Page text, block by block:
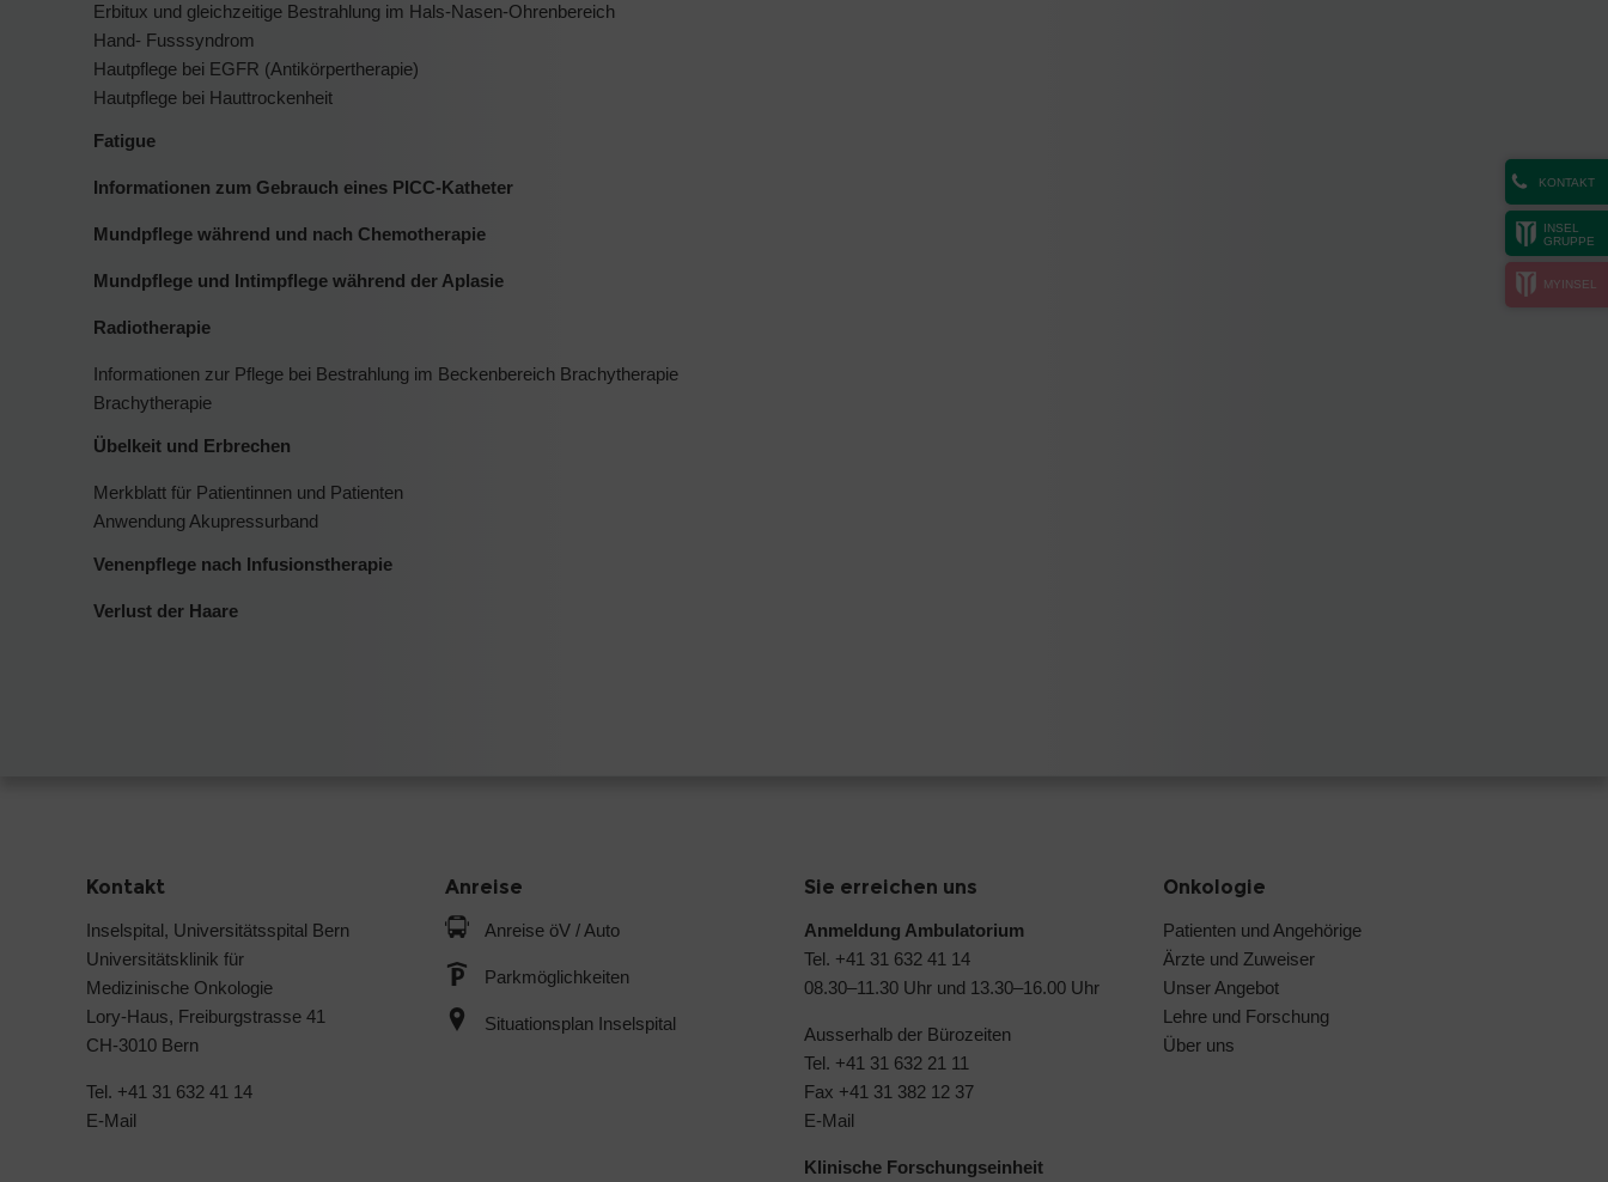
KONTAKT
INSEL
GRUPPE
MYINSEL
Erbitux und gleichzeitige Bestrahlung im Hals-Nasen-Ohrenbereich
Hand- Fusssyndrom
Hautpflege bei EGFR (Antikörpertherapie)
Hautpflege bei Hauttrockenheit
Fatigue
Informationen zum Gebrauch eines PICC-Katheter
Mundpflege während und nach Chemotherapie
Mundpflege und Intimpflege während der Aplasie
Radiotherapie
Informationen zur Pflege bei Bestrahlung im Beckenbereich Brachytherapie
Brachytherapie
Übelkeit und Erbrechen
Merkblatt für Patientinnen und Patienten
Anwendung Akupressurband
Venenpflege nach Infusionstherapie
Verlust der Haare
Kontakt
Inselspital, Universitätsspital Bern
Universitätsklinik für
Medizinische Onkologie
Lory-Haus, Freiburgstrasse 41
CH-3010 Bern
Tel. +41 31 632 41 14
E-Mail
Anreise
Anreise öV / Auto
Parkmöglichkeiten
Situationsplan Inselspital
Sie erreichen uns
Anmeldung Ambulatorium
Tel. +41 31 632 41 14
08.30–11.30 Uhr und 13.30–16.00 Uhr
Ausserhalb der Bürozeiten
Tel. +41 31 632 21 11
Fax +41 31 382 12 37
E-Mail
Klinische Forschungseinheit
Onkologie
Patienten und Angehörige
Ärzte und Zuweiser
Unser Angebot
Lehre und Forschung
Über uns